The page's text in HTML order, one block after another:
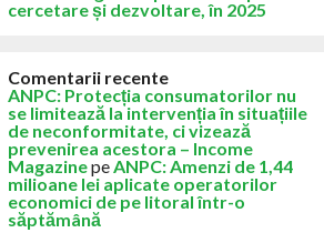
cercetare și dezvoltare, în 2025
Comentarii recente
ANPC: Protecția consumatorilor nu
se limitează la intervenția în situațiile
de neconformitate, ci vizează
prevenirea acestora – Income
MagazinepeANPC: Amenzi de 1,44
milioane lei aplicate operatorilor
economici de pe litoral într-o
săptămână